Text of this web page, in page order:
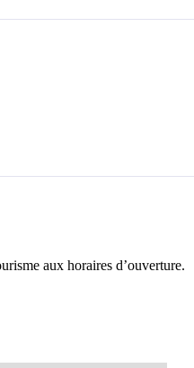
aux horaires d’ouverture.